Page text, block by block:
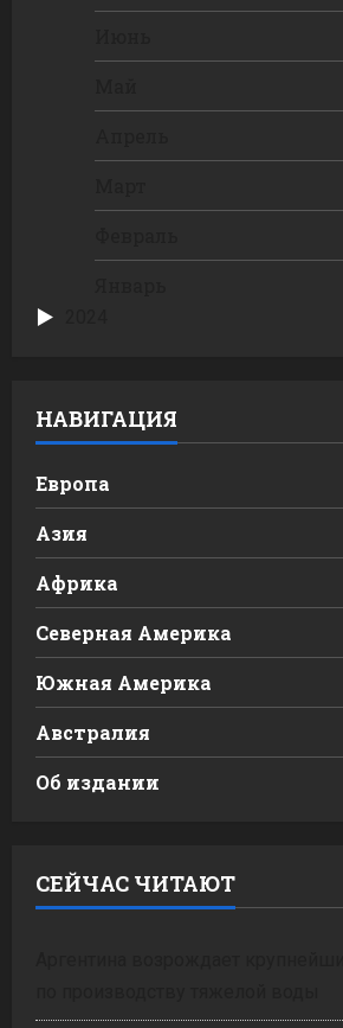
НАВИГАЦИЯ
Европа
Азия
Африка
Северная Америка
Южная Америка
Австралия
Об издании
СЕЙЧАС ЧИТАЮТ